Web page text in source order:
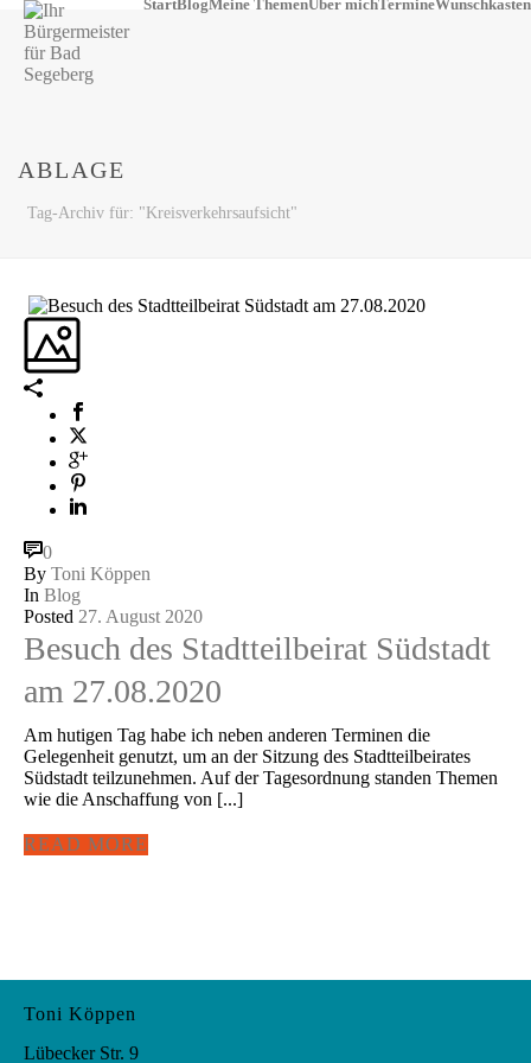
StartBlogMeine ThemenÜber michTermineWunschkasten
ABLAGE
Tag-Archiv für: "Kreisverkehrsaufsicht"
0
By Toni Köppen
In Blog
Posted 27. August 2020
Besuch des Stadtteilbeirat Südstadt
am 27.08.2020
Am hutigen Tag habe ich neben anderen Terminen die
Gelegenheit genutzt, um an der Sitzung des Stadtteilbeirates
Südstadt teilzunehmen. Auf der Tagesordnung standen Themen
wie die Anschaffung von [...]
READ MORE
Toni Köppen
Lübecker Str. 9